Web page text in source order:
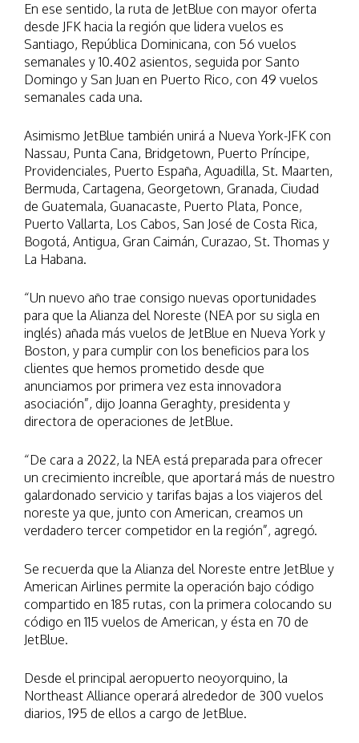
En ese sentido, la ruta de JetBlue con mayor oferta
desde JFK hacia la región que lidera vuelos es
Santiago, República Dominicana, con 56 vuelos
semanales y 10.402 asientos, seguida por Santo
Domingo y San Juan en Puerto Rico, con 49 vuelos
semanales cada una.
Asimismo JetBlue también unirá a Nueva York-JFK con
Nassau, Punta Cana, Bridgetown, Puerto Príncipe,
Providenciales, Puerto España, Aguadilla, St. Maarten,
Bermuda, Cartagena, Georgetown, Granada, Ciudad
de Guatemala, Guanacaste, Puerto Plata, Ponce,
Puerto Vallarta, Los Cabos, San José de Costa Rica,
Bogotá, Antigua, Gran Caimán, Curazao, St. Thomas y
La Habana.
“Un nuevo año trae consigo nuevas oportunidades
para que la Alianza del Noreste (NEA por su sigla en
inglés) añada más vuelos de JetBlue en Nueva York y
Boston, y para cumplir con los beneficios para los
clientes que hemos prometido desde que
anunciamos por primera vez esta innovadora
asociación”, dijo Joanna Geraghty, presidenta y
directora de operaciones de JetBlue.
“De cara a 2022, la NEA está preparada para ofrecer
un crecimiento increíble, que aportará más de nuestro
galardonado servicio y tarifas bajas a los viajeros del
noreste ya que, junto con American, creamos un
verdadero tercer competidor en la región”, agregó.
Se recuerda que la Alianza del Noreste entre JetBlue y
American Airlines permite la operación bajo código
compartido en 185 rutas, con la primera colocando su
código en 115 vuelos de American, y ésta en 70 de
JetBlue.
Desde el principal aeropuerto neoyorquino, la
Northeast Alliance operará alrededor de 300 vuelos
diarios, 195 de ellos a cargo de JetBlue.